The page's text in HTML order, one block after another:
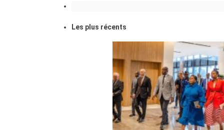
Les plus récents